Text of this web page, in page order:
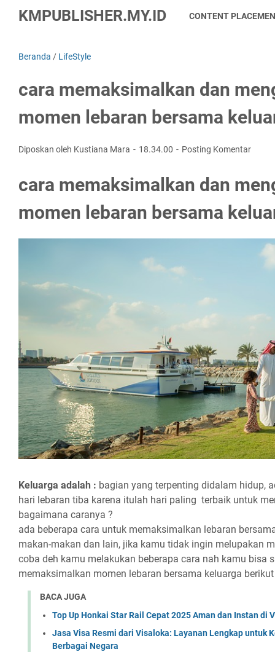
KMPUBLISHER.MY.ID CONTENT
Beranda / LifeStyle
cara memaksimalkan dan
momen lebaran bersama
Diposkan oleh Kustiana Mara 18.34.00 Posting Komentar
cara memaksimalkan dan
momen lebaran bersama
Keluarga adalah : bagian yang terpenting didalam hidup,
hari lebaran tiba karena itulah hari paling terbaik untuk
bagaimana caranya ?
ada beberapa cara untuk memaksimalkan lebaran
makan-makan dan lain, jika kamu tidak ingin melupakan
coba deh kamu melakukan beberapa cara nah kamu bisa
memaksimalkan momen lebaran bersama keluarga
BACA JUGA
Top Up Honkai Star Rail Cepat 2025 Aman dan Instan di
Jasa Visa Resmi dari Visaloka: Layanan Lengkap untuk
Berbagai Negara